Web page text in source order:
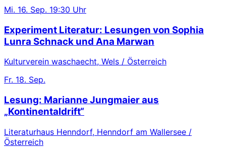
Mi. 16. Sep. 19:30 Uhr
Experiment Literatur: Lesungen von Sophia
Lunra Schnack und Ana Marwan
Kulturverein waschaecht, Wels / Österreich
Fr. 18. Sep.
Lesung: Marianne Jungmaier aus
„Kontinentaldrift“
Literaturhaus Henndorf, Henndorf am Wallersee /
Österreich